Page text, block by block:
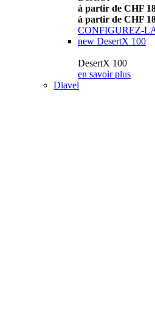
à partir de CHF
à partir de CHF
CONFIGUREZ-
new DesertX 100
DesertX 100
en savoir plus
Diavel